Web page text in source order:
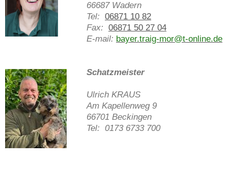
66687 Wadern
Tel: 06871 10 82
Fax: 06871 50 27 04
E-mail: bayer.traig-mor@t-online.de
Schatzmeister
Ulrich KRAUS
Am Kapellenweg 9
66701 Beckingen
Tel: 0173 6733 700